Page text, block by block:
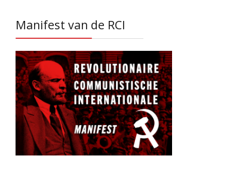
Manifest van de RCI